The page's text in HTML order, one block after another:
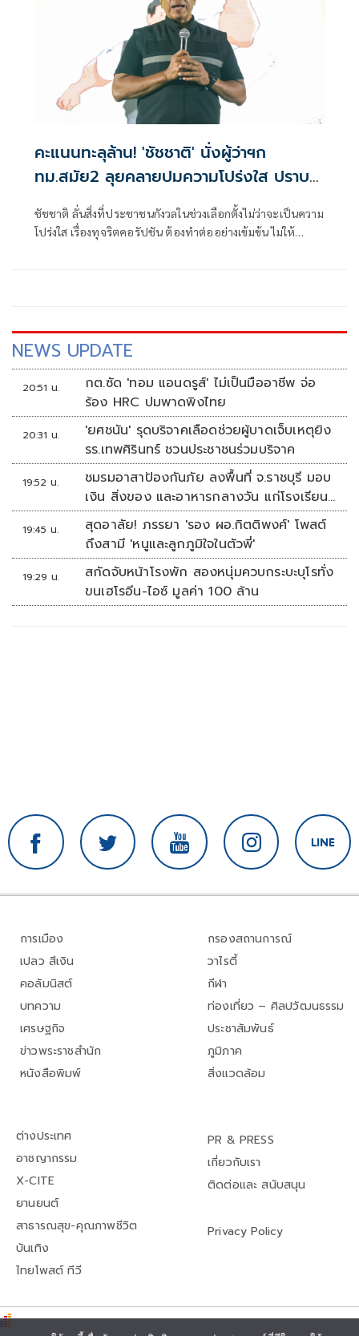
คะแนนทะลุล้าน! 'ชัชชาติ' นั่งผู้ว่าฯก
ทม.สมัย2 ลุยคลายปมความโปร่งใส ปราบทุ
จริตคอรัปชัน
ชัชชาติ ลั่นสิ่งที่ประชาชนกังวลในช่วงเลือกตั้งไม่ว่าจะเป็นความ
โปร่งใส เรื่องทุจริตคอรัปชัน ต้องทำต่ออย่างเข้มข้น ไม่ให้
NEWS UPDATE
20:51 น.
กต.ซัด 'ทอม แอนดรูส์' ไม่เป็นมืออาชีพ จ่อ
ร้อง HRC ปมพาดพิงไทย
20:31 น.
'ยศชนัน' รุดบริจาคเลือดช่วยผู้บาดเจ็บเหตุยิง
รร.เทพศิรินทร์ ชวนประชาชนร่วมบริจาค
19:52 น.
ชมรมอาสาป้องกันภัย ลงพื้นที่ จ.ราชบุรี มอบ
เงิน สิ่งของ และอาหารกลางวัน แก่โรงเรียน
บ้านหนองน้ำใส
19:45 น.
สุดอาลัย! ภรรยา 'รอง ผอ.กิตติพงศ์' โพสต์
ถึงสามี 'หนูและลูกภูมิใจในตัวพี่'
19:29 น.
สกัดจับหน้าโรงพัก สองหนุ่มควบกระบะบุโรทั่ง
ขนเฮโรอีน-ไอซ์ มูลค่า 100 ล้าน
การเมือง
เปลว สีเงิน
คอลัมนิสต์
บทความ
เศรษฐกิจ
ข่าวพระราชสำนัก
หนังสือพิมพ์
กรองสถานการณ์
วาไรตี้
กีฬา
ท่องเที่ยว – ศิลปวัฒนธรรม
ประชาสัมพันธ์
ภูมิภาค
สิ่งแวดล้อม
ต่างประเทศ
อาชญากรรม
X-CITE
ยานยนต์
สาธารณสุข-คุณภาพชีวิต
บันเทิง
ไทยโพสต์ ทีวี
PR & PRESS
เกี่ยวกับเรา
ติดต่อและ สนับสนุน
Privacy Policy